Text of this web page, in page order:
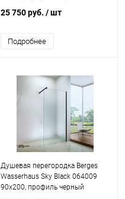
25 750 руб. / шт
Подробнее
Душевая перегородка Berges
Wasserhaus Sky Black 064009
90x200, профиль черный